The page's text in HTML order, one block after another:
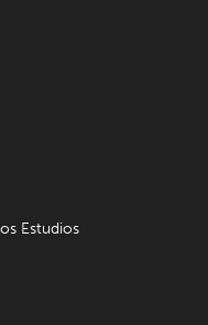
Estudios